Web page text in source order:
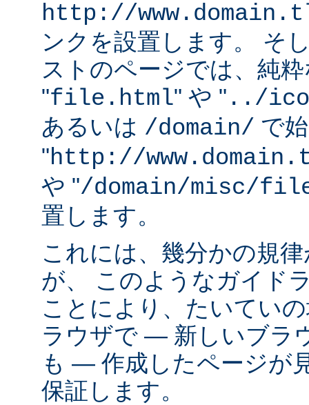
http://
ンクを設置します。 そ
ストのページでは、純
"file.html" や " ../
あるいは /domain/ で
"http://
や "/domain/misc/
置します。
これには、幾分かの規
が、 このようなガイド
ことにより、たいてい
ラウザで ― 新しいブラ
も ― 作成したページが
保証します。